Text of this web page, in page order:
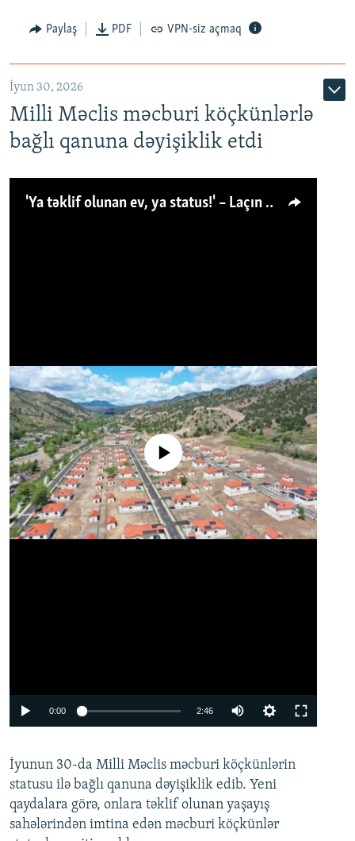
Paylaş PDF VPN-siz açmaq
İyun 30, 2026
Milli Məclis məcburi köçkünlərlə
bağlı qanuna dəyişiklik etdi
'Ya təklif olunan ev, ya status!' – Laçın köçkünü: 'Laçından başqa heç hara!'
No media source currently available
0:00 2:46
360p
480p
720p
İyunun 30-da Milli Məclis məcburi köçkünlərin
statusu ilə bağlı qanuna dəyişiklik edib. Yeni
qaydalara görə, onlara təklif olunan yaşayış
sahələrindən imtina edən məcburi köçkünlər